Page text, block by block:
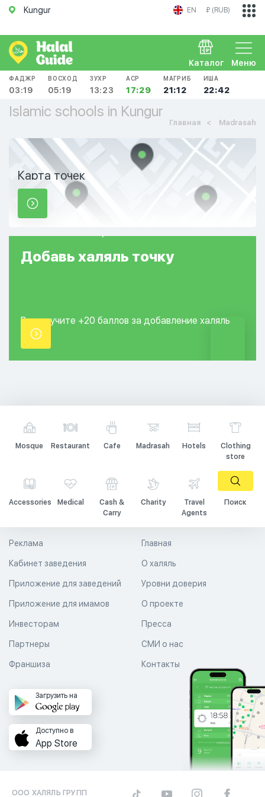
Kungur EN ₽ (RUB)
Меню
Каталог
ФАДЖР
03:19
ВОСХОД
05:19
ЗУХР
13:23
АСР
17:29
МАГРИБ
21:12
ИША
22:42
Islamic schools in Kungur
Главная Madrasah
Карта точек
Добавь халяль точку
Вы получите +20 баллов за добавление халяль
точки.
Mosque Restaurant Cafe Madrasah Hotels
Clothing
store
Accessories Medical
Cash &
Carry
Charity
Travel
Agents
Поиск
Главная
О халяль
Уровни доверия
Реклама
Кабинет заведения
Приложение для заведений
Приложение для имамов О проекте
Пресса
СМИ о нас
Контакты
Инвесторам
Партнеры
Франшиза
Загрузить на
Доступно в
App Store
ООО ХАЛЯЛЬ ГРУПП